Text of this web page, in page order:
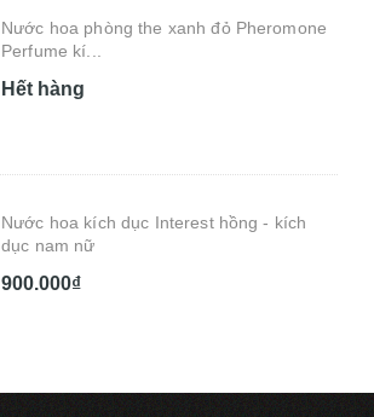
Nước hoa phòng the xanh đỏ Pheromone
Perfume kí...
Hết hàng
Nước hoa kích dục Interest hồng - kích
dục nam nữ
900.000₫